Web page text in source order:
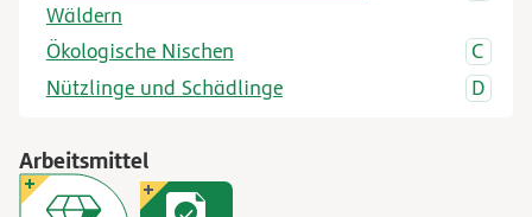
Wäldern
Ökologische Nischen
Nützlinge und Schädlinge
Arbeitsmittel